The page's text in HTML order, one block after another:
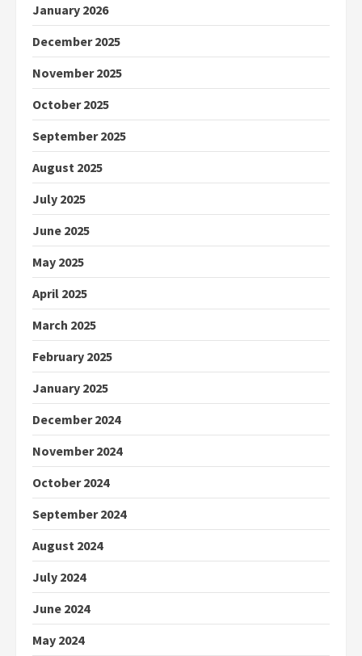
January 2026
December 2025
November 2025
October 2025
September 2025
August 2025
July 2025
June 2025
May 2025
April 2025
March 2025
February 2025
January 2025
December 2024
November 2024
October 2024
September 2024
August 2024
July 2024
June 2024
May 2024